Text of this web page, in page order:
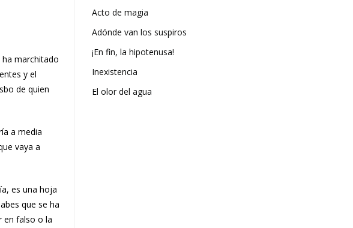
marchitado
y el
de quien
a media
vaya a
es una hoja
que se ha
en falso o la
Acto de magia
Adónde van los suspiros
¡En fin, la hipotenusa!
Inexistencia
El olor del agua